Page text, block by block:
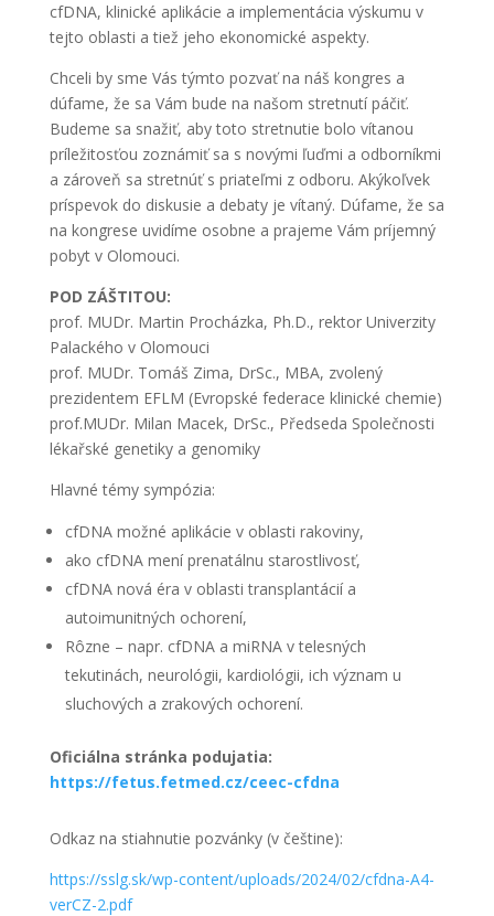
cfDNA, klinické aplikácie a implementácia výskumu v
tejto oblasti a tiež jeho ekonomické aspekty.
Chceli by sme Vás týmto pozvať na náš kongres a
dúfame, že sa Vám bude na našom stretnutí páčiť.
Budeme sa snažiť, aby toto stretnutie bolo vítanou
príležitosťou zoznámiť sa s novými ľuďmi a odborníkmi
a zároveň sa stretnúť s priateľmi z odboru. Akýkoľvek
príspevok do diskusie a debaty je vítaný. Dúfame, že sa
na kongrese uvidíme osobne a prajeme Vám príjemný
pobyt v Olomouci.
POD ZÁŠTITOU:
prof. MUDr. Martin Procházka, Ph.D., rektor Univerzity
Palackého v Olomouci
prof. MUDr. Tomáš Zima, DrSc., MBA, zvolený
prezidentem EFLM (Evropské federace klinické chemie)
prof.MUDr. Milan Macek, DrSc., Předseda Společnosti
lékařské genetiky a genomiky
Hlavné témy sympózia:
cfDNA možné aplikácie v oblasti rakoviny,
ako cfDNA mení prenatálnu starostlivosť,
cfDNA nová éra v oblasti transplantácií a
autoimunitných ochorení,
Rôzne – napr. cfDNA a miRNA v telesných
tekutinách, neurológii, kardiológii, ich význam u
sluchových a zrakových ochorení.
Oficiálna stránka podujatia:
https://fetus.fetmed.cz/ceec-cfdna
Odkaz na stiahnutie pozvánky (v češtine):
https://sslg.sk/wp-content/uploads/2024/02/cfdna-A4-
verCZ-2.pdf